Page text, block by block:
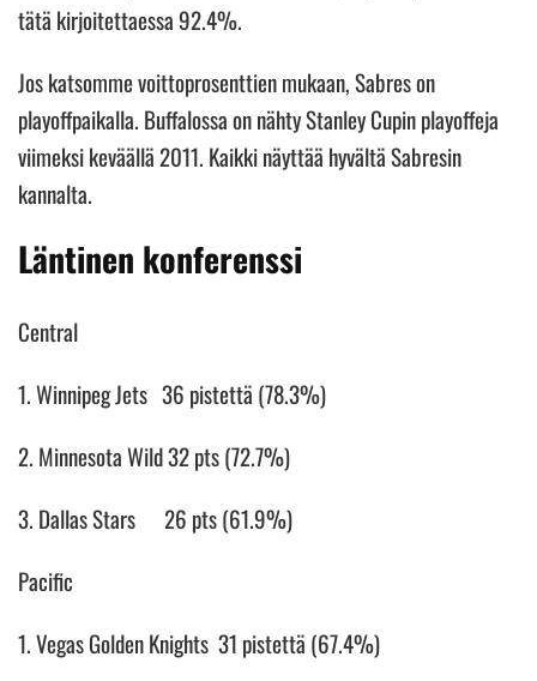
tätä kirjoitettaessa 92.4%.
Jos katsomme voittoprosenttien mukaan, Sabres on
playoffpaikalla. Buffalossa on nähty Stanley Cupin playoffeja
viimeksi keväällä 2011. Kaikki näyttää hyvältä Sabresin
kannalta.
Läntinen konferenssi
Central
1. Winnipeg Jets 36 pistettä (78.3%)
2. Minnesota Wild 32 pts (72.7%)
3. Dallas Stars 26 pts (61.9%)
Pacific
1. Vegas Golden Knights 31 pistettä (67.4%)